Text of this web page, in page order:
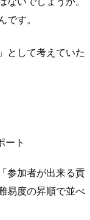
す。
として考えていた
ート
参加者が出来る貢
易度の昇順で並べ